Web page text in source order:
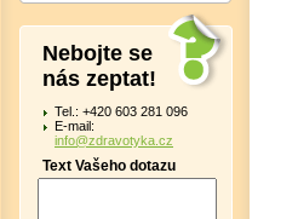
Nebojte se
nás zeptat!
Tel.: +420 603 281 096
E-mail:
info@zdravotyka.cz
Text Vašeho dotazu